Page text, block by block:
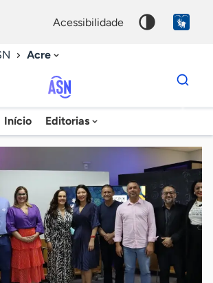
acessibilidade
Acre
Agência
Sebrae
Notícias
Início Editorias
Dados
para
chave